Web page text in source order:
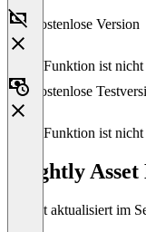
Kostenlose Version
Diese Funktion ist
Kostenlose
Diese Funktion ist
Brightly
Zuletzt aktualisiert im